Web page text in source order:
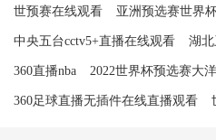
世预赛在线观看 亚洲预选赛世界
中央五台cctv5+直播在线观看 湖
360直播nba 2022世界杯预选赛大
360足球直播无插件在线直播观看